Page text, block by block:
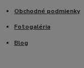
Obchodné podmienky
Fotogaléria
Blog